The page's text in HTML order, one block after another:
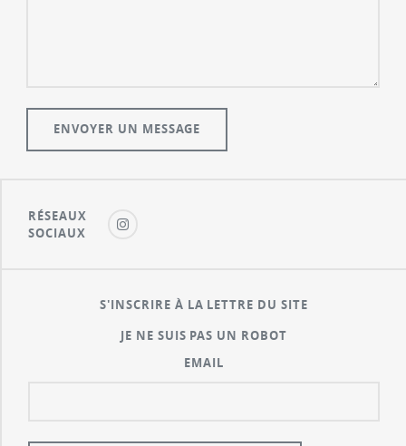
RÉSEAUX
SOCIAUX
S'INSCRIRE À LA LETTRE DU SITE
JE NE SUIS PAS UN ROBOT
EMAIL